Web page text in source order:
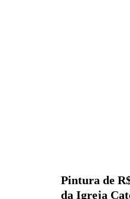
Pintura de
da Igreja